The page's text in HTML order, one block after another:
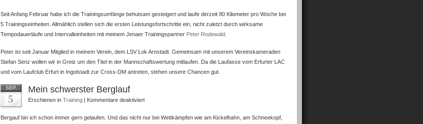
Seit Anfang Februar habe ich die Trainingsumfänge behutsam gesteigert und laufe derzeit 80 Kilometer pro Woche bei
5 Trainingseinheiten. Allmählich stellen sich die ersten Leistungsfortschritte ein, nicht zuletzt durch wirksame
Tempodauerläufe und Intervalleinheiten mit meinem Jenaer Trainingspartner Peter Rodewald.
Peter ist seit Januar Mitglied in meinem Verein, dem LSV Lok Arnstadt. Gemeinsam mit unserem Vereinskameraden
Stefan Senz wollen wir in Greiz um den Titel in der Mannschaftswertung mitlaufen. Da die Laufasse vom Erfurter LAC
und vom Laufclub Erfurt in Ingolstadt zur Cross-DM antreten, stehen unsere Chancen gut.
SEP.
5
Mein schwerster Berglauf
Erschienen in Training| Kommentare deaktiviertfür
schwerster
Bergauf bin ich schon immer gern gelaufen. Und das nicht nur bei Wettkämpfen wie am Kickelhahn, am Schneekopf,